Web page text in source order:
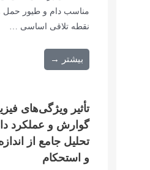
مناسب دام و طیور حمل
نقطه تلاقی اساسی …
بیشتر →
تأثیر ویژگی‌های
گوارش و عملکرد
تحلیل جامع از
و استحکام